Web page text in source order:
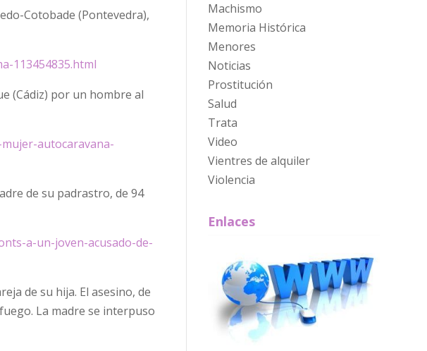
Cotobade (Pontevedra),
113454835.html
(Cádiz) por un hombre al
autocaravana-
de su padrastro, de 94
a-un-joven-acusado-de-
de su hija. El asesino, de
La madre se interpuso
Machismo
Memoria Histórica
Menores
Noticias
Prostitución
Salud
Trata
Video
Vientres de alquiler
Violencia
Enlaces